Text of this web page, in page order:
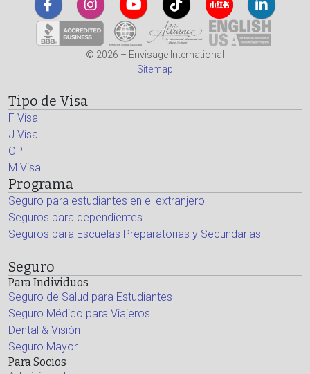
© 2026 – Envisage International
Sitemap
Tipo de Visa
F Visa
J Visa
OPT
M Visa
Programa
Seguro para estudiantes en el extranjero
Seguros para dependientes
Seguros para Escuelas Preparatorias y Secundarias
Seguro
Para Individuos
Seguro de Salud para Estudiantes
Seguro Médico para Viajeros
Dental & Visión
Seguro Mayor
Para Socios